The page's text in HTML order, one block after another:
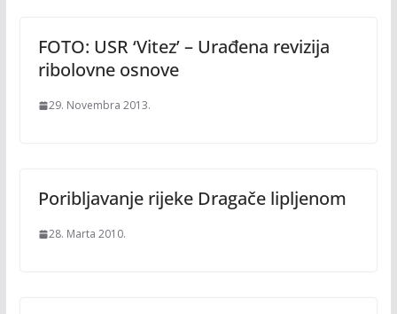
FOTO: USR ‘Vitez’ – Urađena revizija
ribolovne osnove
29. Novembra 2013.
Poribljavanje rijeke Dragače lipljenom
28. Marta 2010.